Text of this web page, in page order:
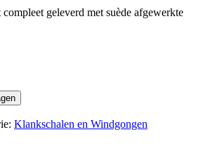
geleverd met suède afgewerkte
Klankschalen en Windgongen